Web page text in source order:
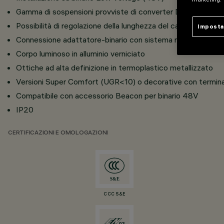
Gamma di sospensioni provviste di converter DC/DC
Possibilità di regolazione della lunghezza del cavo e
Connessione adattatore-binario con sistema rapido a
Corpo luminoso in alluminio verniciato
Ottiche ad alta definizione in termoplastico metallizzato
Versioni Super Comfort (UGR<10) o decorative con
Compatibile con accessorio Beacon per binario 48V
IP20
CERTIFICAZIONI E OMOLOGAZIONI
CCC S&E